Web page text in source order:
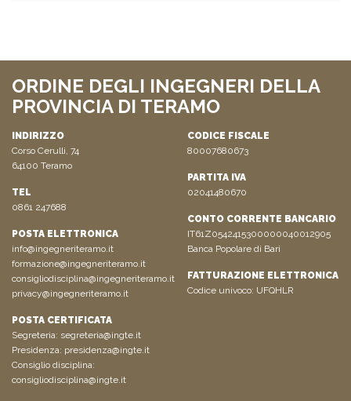
ORDINE DEGLI INGEGNERI DELLA
PROVINCIA DI TERAMO
INDIRIZZO
Corso Cerulli, 74
64100 Teramo
TEL
0861 247688
POSTA ELETTRONICA
info@ingegneriteramo.it
formazione@ingegneriteramo.it
consigliodisciplina@ingegneriteramo.it
privacy@ingegneriteramo.it
POSTA CERTIFICATA
Segreteria: segreteria@ingte.it
Presidenza: presidenza@ingte.it
Consiglio disciplina:
consigliodisciplina@ingte.it
CODICE FISCALE
80007680673
PARTITA IVA
02041480670
CONTO CORRENTE BANCARIO
IT61Z0542415300000040012905
Banca Popolare di Bari
FATTURAZIONE ELETTRONICA
Codice univoco: UFQHLR